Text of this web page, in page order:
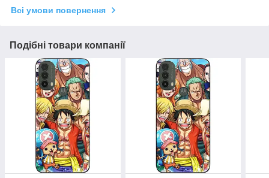
Всі умови повернення
Подібні товари компанії